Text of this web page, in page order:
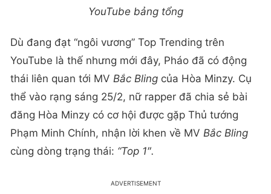
YouTube bảng tổng
Dù đang đạt “ngôi vương” Top Trending trên
YouTube là thế nhưng mới đây, Pháo đã có động
thái liên quan tới MV Bắc Bling của Hòa Minzy. Cụ
thể vào rạng sáng 25/2, nữ rapper đã chia sẻ bài
đăng Hòa Minzy có cơ hội được gặp Thủ tướng
Phạm Minh Chính, nhận lời khen về MV Bắc Bling
cùng dòng trạng thái: “Top 1″.